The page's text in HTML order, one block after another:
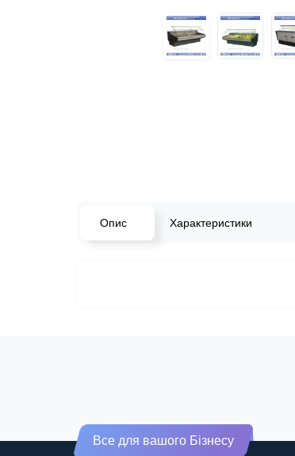
Опис Характеристики
Все для вашого Бізнесу